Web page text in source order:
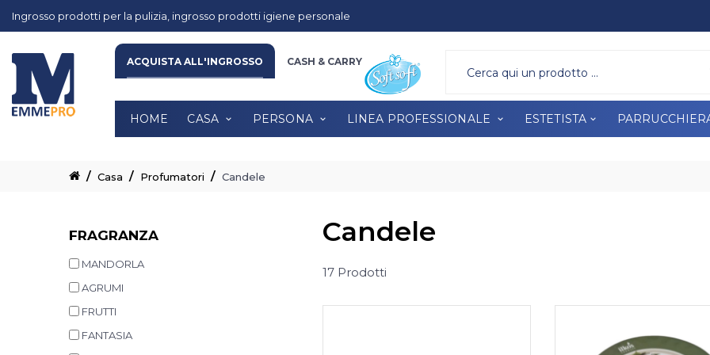
HOME CASA PERSONA LINEA PROFESSIONALE
Ingrosso prodotti per la pulizia, ingrosso prodotti igiene personale
ACQUISTA ALL'INGROSSO CASH & CARRY
HOME CASA PERSONA LINEA PROFESSIONALE ESTETISTA
Casa Profumatori Candele
FRAGRANZA
MANDORLA
AGRUMI
FRUTTI
FANTASIA
Candele
17 Prodotti